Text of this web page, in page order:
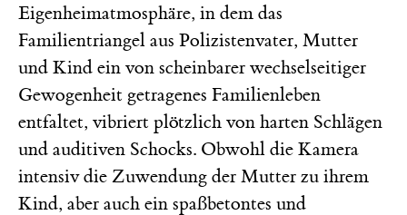
Eigenheimatmosphäre, in dem das
Familientriangel aus Polizistenvater, Mutter
und Kind ein von scheinbarer wechselseitiger
Gewogenheit getragenes Familienleben
entfaltet, vibriert plötzlich von harten Schlägen
und auditiven Schocks. Obwohl die Kamera
intensiv die Zuwendung der Mutter zu ihrem
Kind, aber auch ein spaßbetontes und